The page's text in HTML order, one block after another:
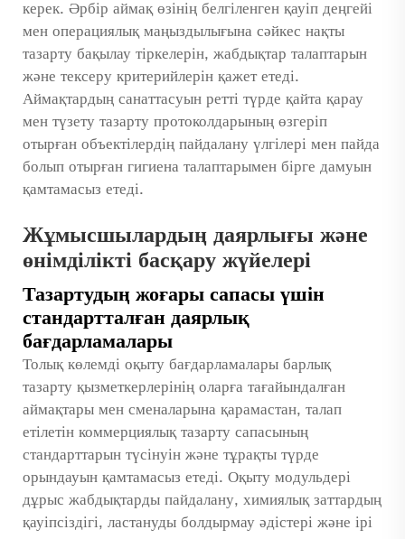
керек. Әрбір аймақ өзінің белгіленген қауіп деңгейі
мен операциялық маңыздылығына сәйкес нақты
тазарту бақылау тіркелерін, жабдықтар талаптарын
және тексеру критерийлерін қажет етеді.
Аймақтардың санаттасуын ретті түрде қайта қарау
мен түзету тазарту протоколдарының өзгеріп
отырған объектілердің пайдалану үлгілері мен пайда
болып отырған гигиена талаптарымен бірге дамуын
қамтамасыз етеді.
Жұмысшылардың даярлығы және
өнімділікті басқару жүйелері
Тазартудың жоғары сапасы үшін
стандартталған даярлық
бағдарламалары
Толық көлемді оқыту бағдарламалары барлық
тазарту қызметкерлерінің оларға тағайындалған
аймақтары мен сменаларына қарамастан, талап
етілетін коммерциялық тазарту сапасының
стандарттарын түсінуін және тұрақты түрде
орындауын қамтамасыз етеді. Оқыту модульдері
дұрыс жабдықтарды пайдалану, химиялық заттардың
қауіпсіздігі, ластануды болдырмау әдістері және ірі